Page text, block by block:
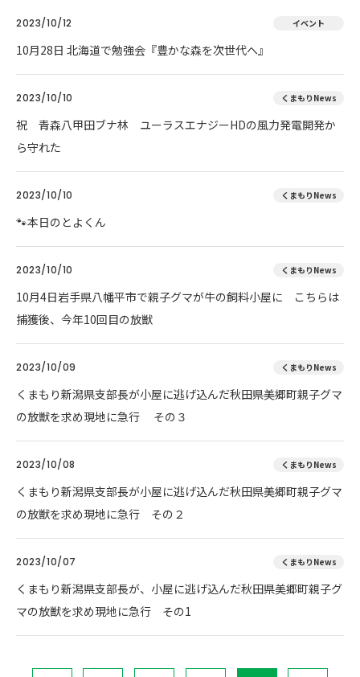
2023/10/12 イベント
10月28日 北海道で勉強会『豊かな森を次世代へ』
2023/10/10 くまもりNews
祝 青森八甲田ブナ林 ユーラスエナジーHDの風力発電開発か
ら守れた
2023/10/10 くまもりNews
🐾本日のとよくん
2023/10/10 くまもりNews
10月4日岩手県八幡平市で親子グマが牛の飼料小屋に こちらは
捕獲後、今年10回目の放獣
2023/10/09 くまもりNews
くまもり新潟県支部長が小屋に逃げ込んだ秋田県美郷町親子グマ
の放獣を求め現地に急行 その３
2023/10/08 くまもりNews
くまもり新潟県支部長が小屋に逃げ込んだ秋田県美郷町親子グマ
の放獣を求め現地に急行 その２
2023/10/07 くまもりNews
くまもり新潟県支部長が、小屋に逃げ込んだ秋田県美郷町親子グ
マの放獣を求め現地に急行 その1